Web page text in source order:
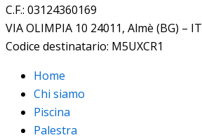
C.F.: 03124360169
VIA OLIMPIA 10 24011, Almè (BG) – IT
Codice destinatario: M5UXCR1
Home
Chi siamo
Piscina
Palestra